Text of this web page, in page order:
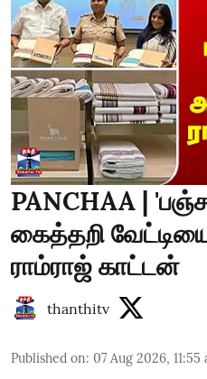
PANCHAA |
கைத்தறி
ராம்ராஜ் காட்டன்
thanthitv
Published on: 07 Aug 2026, 11:55